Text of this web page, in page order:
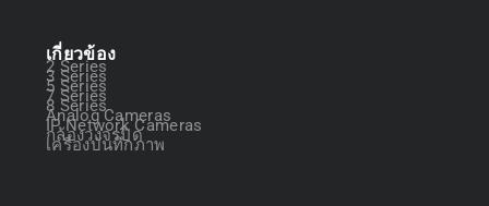
เกี่ยวข้อง
2 Series
3 Series
5 Series
7 Series
8 Series
Analog Cameras
IP Network Cameras
กล้องวงจรปิด
เครื่องบันทึกภาพ